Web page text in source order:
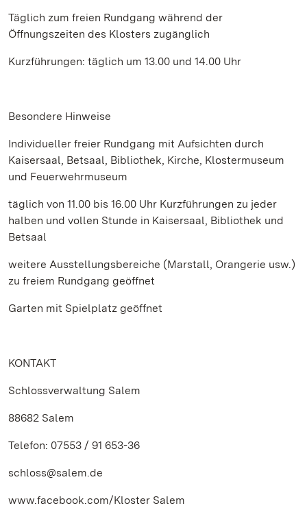
Täglich zum freien Rundgang während der
Öffnungszeiten des Klosters zugänglich
Kurzführungen: täglich um 13.00 und 14.00 Uhr
Besondere Hinweise
Individueller freier Rundgang mit Aufsichten durch
Kaisersaal, Betsaal, Bibliothek, Kirche, Klostermuseum
und Feuerwehrmuseum
täglich von 11.00 bis 16.00 Uhr Kurzführungen zu jeder
halben und vollen Stunde in Kaisersaal, Bibliothek und
Betsaal
weitere Ausstellungsbereiche (Marstall, Orangerie usw.)
zu freiem Rundgang geöffnet
Garten mit Spielplatz geöffnet
KONTAKT
Schlossverwaltung Salem
88682 Salem
Telefon: 07553 / 91 653-36
schloss@salem.de
www.facebook.com/Kloster Salem